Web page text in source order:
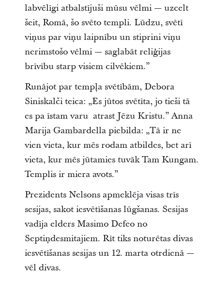
labvēlīgi atbalstījuši mūsu vēlmi — uzcelt
šeit, Romā, šo svēto templi. Lūdzu, svētī
viņus par viņu laipnību un stiprini viņu
nerimstošo vēlmi — saglabāt reliģijas
brīvību starp visiem cilvēkiem.”
Runājot par tempļa svētībām, Debora
Siniskalči teica: „Es jūtos svētīta, jo tieši tā
es pa īstam varu atrast Jēzu Kristu.” Anna
Marija Gambardella piebilda: „Tā ir ne
vien vieta, kur mēs rodam atbildes, bet arī
vieta, kur mēs jūtamies tuvāk Tam Kungam.
Templis ir miera avots.”
Prezidents Nelsons apmeklēja visas trīs
sesijas, sakot iesvētīšanas lūgšanas. Sesijas
vadīja elders Masimo Defeo no
Septiņdesmitajiem. Rīt tiks noturētas divas
iesvētīšanas sesijas un 12. marta otrdienā —
vēl divas.